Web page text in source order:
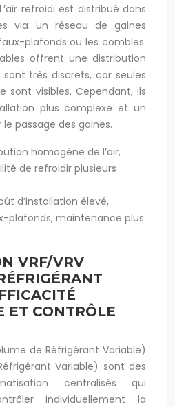
refroidi est distribué dans
via un réseau de gaines
plafonds ou les combles.
offrent une distribution
très discrets, car seules
sont visibles. Cependant, ils
plus complexe et un
passage des gaines.
homogène de l’air,
de refroidir plusieurs
d’installation élevé,
plafonds, maintenance plus
VRF/VRV
ET CONTRÔLE
de Réfrigérant Variable)
Variable) sont des
centralisés qui
individuellement la